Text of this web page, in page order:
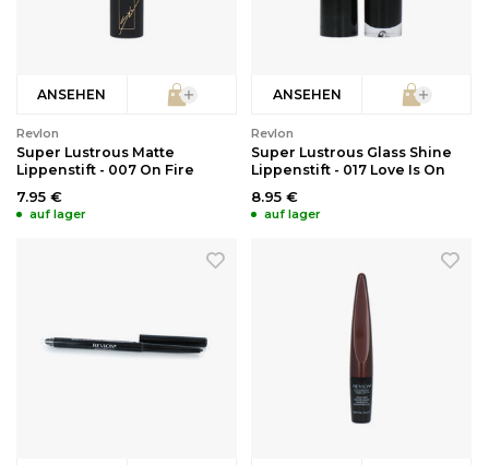
Haarentfernung
Andere
ANSEHEN
Revlon
Super Lustrous Matte
Lippenstift - 007 On Fire
7.95 €
auf lager
ANSEHEN
Revlon
Super Lustrous Glass Shine
Lippenstift - 017 Love Is On
8.95 €
auf lager